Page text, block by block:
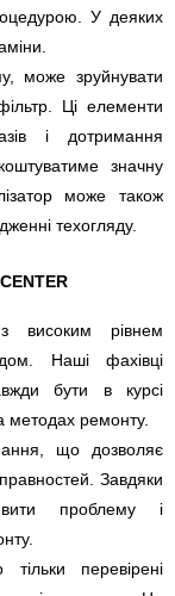
У деяких
може зруйнувати
Ці елементи
і дотримання
значну
може також
техогляду.
високим рівнем
Наші фахівці
бути в курсі
методах ремонту.
що дозволяє
Завдяки
проблему і
перевірені